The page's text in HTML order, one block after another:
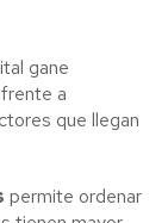
gane
a
que llegan
permite ordenar